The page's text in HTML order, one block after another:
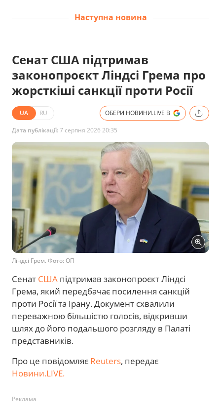
Наступна новина
Сенат США підтримав
законопроєкт Ліндсі Грема про
жорсткіші санкції проти Росії
UA RU ОБЕРИ НОВИНИ.LIVE В
Дата публікації:7 серпня 2026 20:35
Ліндсі Грем. Фото: ОП
Сенат США підтримав законопроєкт Ліндсі
Грема, який передбачає посилення санкцій
проти Росії та Ірану. Документ схвалили
переважною більшістю голосів, відкривши
шлях до його подальшого розгляду в Палаті
представників.
Про це повідомляє Reuters, передає
Новини.LIVE.
Реклама